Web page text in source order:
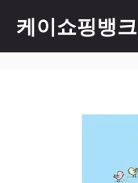
content
케이쇼핑뱅크